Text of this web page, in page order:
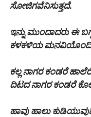
ಸೋಜಿಗವೆನಿಸುತ್ತದೆ.
ಇನ್ನು ಮುಂದಾದರು ಈ
ಕಳಕಳಿಯ
ಕಲ್ಲ ನಾಗರ ಕಂಡರೆ
ದಿಟದ ನಾಗರ ಕಂಡರೆ
ಹಾವು ಹಾಲು